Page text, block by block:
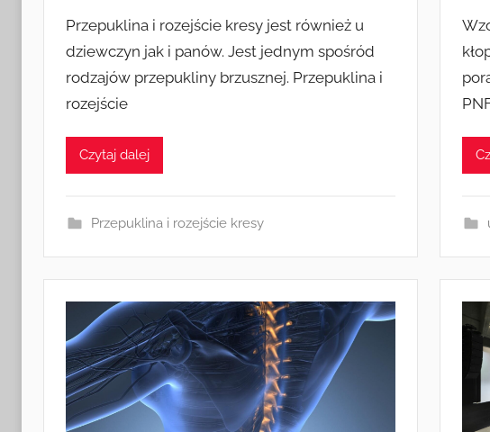
z
e
z
Przepuklina i rozejście kresy jest również u
dziewczyn jak i panów. Jest jednym spośród
rodzajów przepukliny brzusznej. Przepuklina i
rozejście
Czytaj dalej
Przepuklina i rozejście kresy